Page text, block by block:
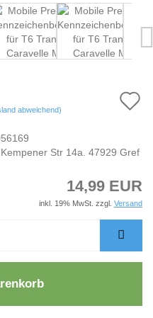
abweichend)
Str 14a. 47929 Gref
14,99 EUR
inkl. 19% MwSt. zzgl. Versand